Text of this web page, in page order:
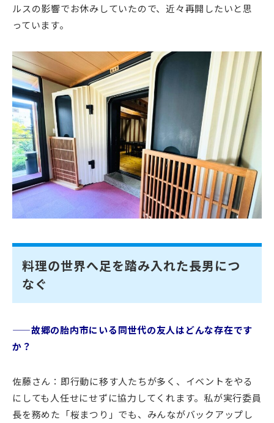
ルスの影響でお休みしていたので、近々再開したいと思
っています。
料理の世界へ足を踏み入れた長男につ
なぐ
——故郷の胎内市にいる同世代の友人はどんな存在です
か？
佐藤さん：即行動に移す人たちが多く、イベントをやる
にしても人任せにせずに協力してくれます。私が実行委員
長を務めた「桜まつり」でも、みんながバックアップし